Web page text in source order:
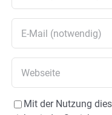
Mit der Nutzung